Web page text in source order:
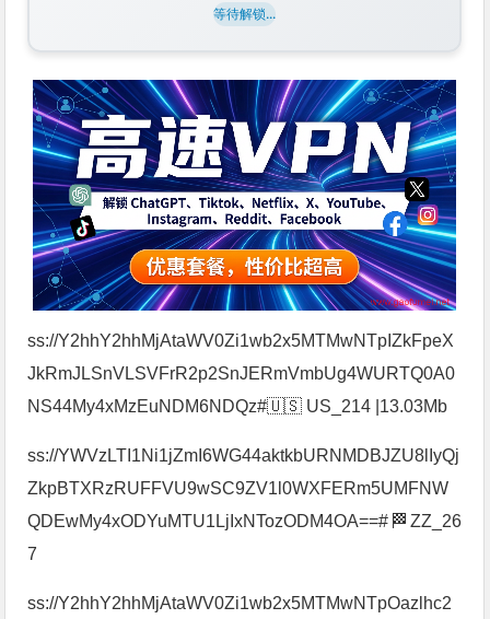
等待解锁...
ss://Y2hhY2hhMjAtaWV0Zi1wb2x5MTMwNTpIZkFpeX
JkRmJLSnVLSVFrR2p2SnJERmVmbUg4WURTQ0A0
NS44My4xMzEuNDM6NDQz#🇺🇸 US_214 |13.03Mb
ss://YWVzLTI1Ni1jZmI6WG44aktkbURNMDBJZU8lIyQj
ZkpBTXRzRUFFVU9wSC9ZV1l0WXFERm5UMFNW
QDEwMy4xODYuMTU1LjIxNTozODM4OA==#🏁ZZ_26
7
ss://Y2hhY2hhMjAtaWV0Zi1wb2x5MTMwNTpOazlhc2